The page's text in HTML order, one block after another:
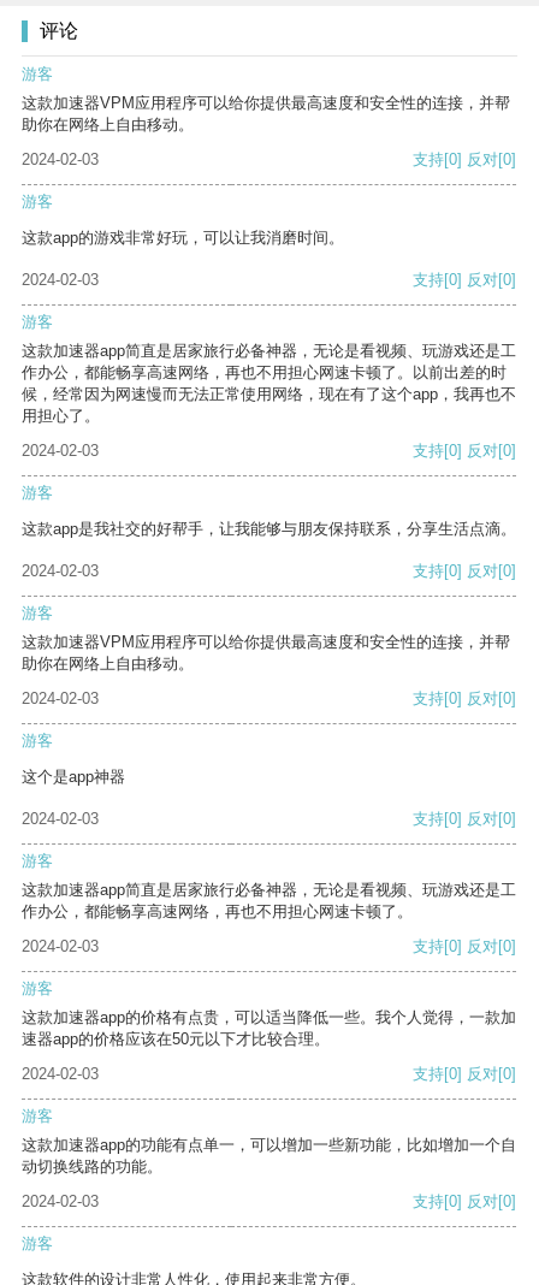
评论
游客
这款加速器VPM应用程序可以给你提供最高速度和安全性的连接，并帮
助你在网络上自由移动。
2024-02-03
支持[0] 反对[0]
游客
这款app的游戏非常好玩，可以让我消磨时间。
2024-02-03 支持[0] 反对[0]
游客
这款加速器app简直是居家旅行必备神器，无论是看视频、玩游戏还是工
作办公，都能畅享高速网络，再也不用担心网速卡顿了。以前出差的时
候，经常因为网速慢而无法正常使用网络，现在有了这个app，我再也不
用担心了。
2024-02-03
支持[0] 反对[0]
游客
这款app是我社交的好帮手，让我能够与朋友保持联系，分享生活点滴。
2024-02-03 支持[0] 反对[0]
游客
这款加速器VPM应用程序可以给你提供最高速度和安全性的连接，并帮
助你在网络上自由移动。
2024-02-03
支持[0] 反对[0]
游客
这个是app神器
2024-02-03 支持[0] 反对[0]
游客
这款加速器app简直是居家旅行必备神器，无论是看视频、玩游戏还是工
作办公，都能畅享高速网络，再也不用担心网速卡顿了。
2024-02-03
支持[0] 反对[0]
游客
这款加速器app的价格有点贵，可以适当降低一些。我个人觉得，一款加
速器app的价格应该在50元以下才比较合理。
2024-02-03
支持[0] 反对[0]
游客
这款加速器app的功能有点单一，可以增加一些新功能，比如增加一个自
动切换线路的功能。
2024-02-03
支持[0] 反对[0]
游客
这款软件的设计非常人性化，使用起来非常方便。